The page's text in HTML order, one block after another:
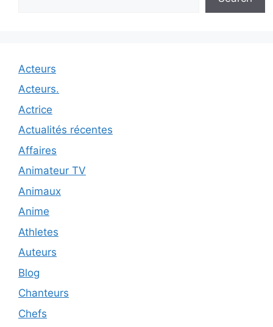
Acteurs
Acteurs.
Actrice
Actualités récentes
Affaires
Animateur TV
Animaux
Anime
Athletes
Auteurs
Blog
Chanteurs
Chefs